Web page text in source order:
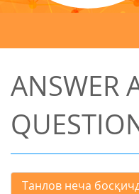
ANSWER
Танлов неча